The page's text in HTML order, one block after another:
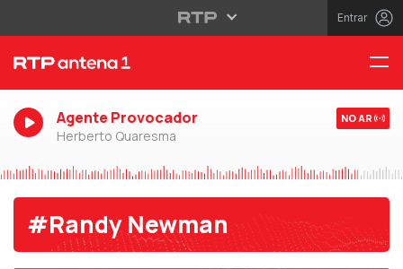
Entrar
Agente Provocador
Herberto Quaresma
NO AR
#Randy Newman